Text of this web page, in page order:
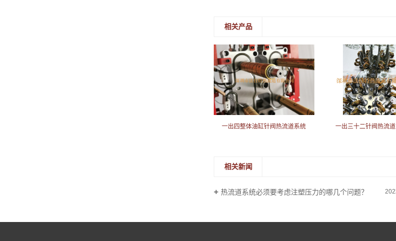
相关产品
一出四整体油缸针阀热流道系统 一出三十二针阀热流
相关新闻
热流道系统必须要考虑注塑压力的哪几个问题？